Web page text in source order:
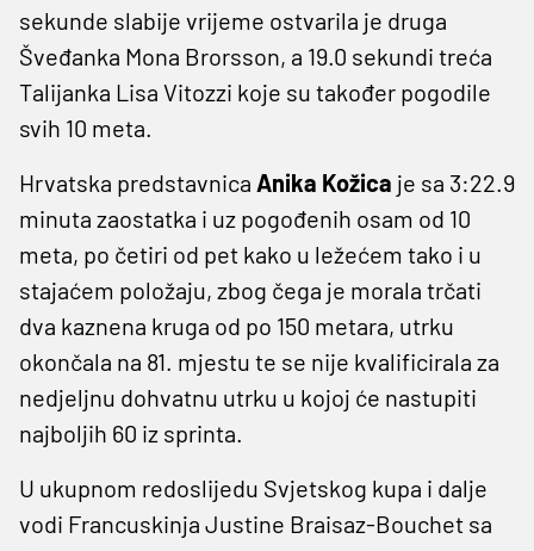
sekunde slabije vrijeme ostvarila je druga
Šveđanka Mona Brorsson, a 19.0 sekundi treća
Talijanka Lisa Vitozzi koje su također pogodile
svih 10 meta.
Hrvatska predstavnica Anika Kožica je sa 3:22.9
minuta zaostatka i uz pogođenih osam od 10
meta, po četiri od pet kako u ležećem tako i u
stajaćem položaju, zbog čega je morala trčati
dva kaznena kruga od po 150 metara, utrku
okončala na 81. mjestu te se nije kvalificirala za
nedjeljnu dohvatnu utrku u kojoj će nastupiti
najboljih 60 iz sprinta.
U ukupnom redoslijedu Svjetskog kupa i dalje
vodi Francuskinja Justine Braisaz-Bouchet sa